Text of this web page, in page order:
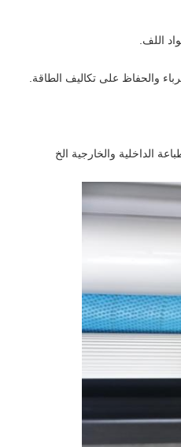
الداخلية والخارجية الخ